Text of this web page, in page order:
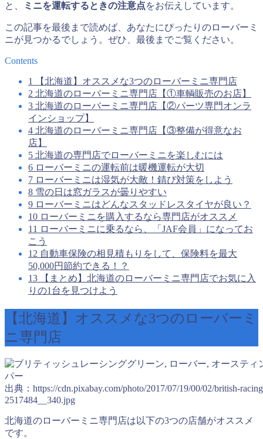
と、
ミニを運転するときの注意点をお伝えしています。
この記事を最後まで読めば、あなたにぴったりのローバーミ
ニが見つかるでしょう。ぜひ、最後までご覧ください。
Contents
1 【北海道】オススメな3つのローバーミニ専門店
2 北海道のローバーミニ専門店【①車輌販売のお店】
3 北海道のローバーミニ専門店【②パーツ専門オンラ
インショップ】
4 北海道のローバーミニ専門店【③整備が得意なお
店】
5 北海道の専門店でローバーミニを楽しむには
6 ローバーミニの運転前は暖機運転が大切
7 ローバーミニは湿気が大敵！錆び対策をしよう
8 雪の日は窓ガラスが曇りやすい
9 ローバーミニはどんなスタッドレスタイヤが良い？
10 ローバーミニを購入するなら専門店がオススメ
11 ローバーミニに乗るなら、「JAF会員」になってお
こう
12 自動車保険の相見積もりをして、保険料を最大
50,000円節約できる！？
13 【まとめ】北海道のローバーミニ専門店でお気に入
りの1台を見つけよう
【北海道】オススメな3つのローバーミ
ニ専門店
出典：https://cdn.pixabay.com/photo/2017/07/19/00/02/british-
2517484__340.jpg
北海道のローバーミニ専門店は以下の3つの店舗がオススメ
です。